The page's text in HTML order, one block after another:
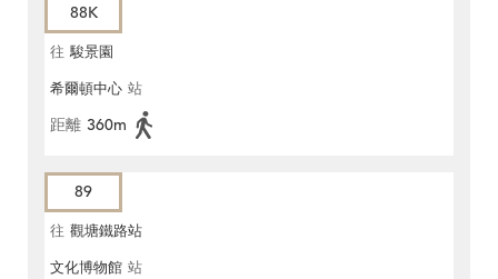
88K
往 駿景園
希爾頓中心 站
距離 360m
89
往 觀塘鐵路站
文化博物館 站